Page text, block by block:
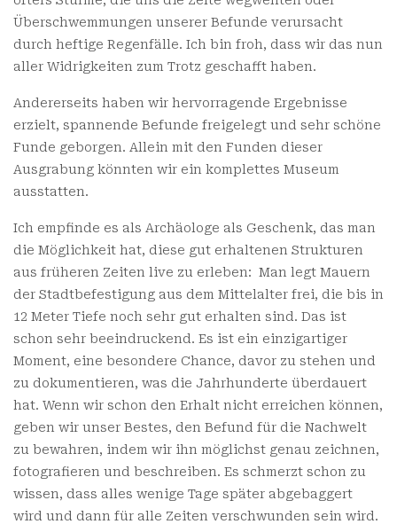
Überschwemmungen unserer Befunde verursacht
durch heftige Regenfälle. Ich bin froh, dass wir das nun
aller Widrigkeiten zum Trotz geschafft haben.
Andererseits haben wir hervorragende Ergebnisse
erzielt, spannende Befunde freigelegt und sehr schöne
Funde geborgen. Allein mit den Funden dieser
Ausgrabung könnten wir ein komplettes Museum
ausstatten.
Ich empfinde es als Archäologe als Geschenk, das man
die Möglichkeit hat, diese gut erhaltenen Strukturen
aus früheren Zeiten live zu erleben: Man legt Mauern
der Stadtbefestigung aus dem Mittelalter frei, die bis in
12 Meter Tiefe noch sehr gut erhalten sind. Das ist
schon sehr beeindruckend. Es ist ein einzigartiger
Moment, eine besondere Chance, davor zu stehen und
zu dokumentieren, was die Jahrhunderte überdauert
hat. Wenn wir schon den Erhalt nicht erreichen können,
geben wir unser Bestes, den Befund für die Nachwelt
zu bewahren, indem wir ihn möglichst genau zeichnen,
fotografieren und beschreiben. Es schmerzt schon zu
wissen, dass alles wenige Tage später abgebaggert
wird und dann für alle Zeiten verschwunden sein wird.